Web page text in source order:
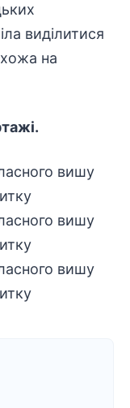
виділитися
на